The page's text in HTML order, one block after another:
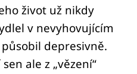
život už nikdy
v nevyhovujícím
depresivně.
ale z „vězení“